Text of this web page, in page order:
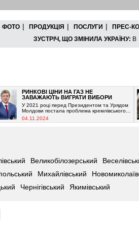
ФОТО | ПРОДУКЦІЯ | ПОСЛУГИ | ПРЕС-
ЗУСТРІЧ, ЩО ЗМІНИЛА УКРАЇНУ: В
РИНКОВІ ЦІНИ НА ГАЗ НЕ
ЗАВАЖАЮТЬ ВИГРАТИ ВИБОРИ
У 2021 році перед Президентом та Урядом
Молдови постала проблема кремлівського...
04.11.2024
Великобілозерський
Михайлівський
Чернігівський Якимівський